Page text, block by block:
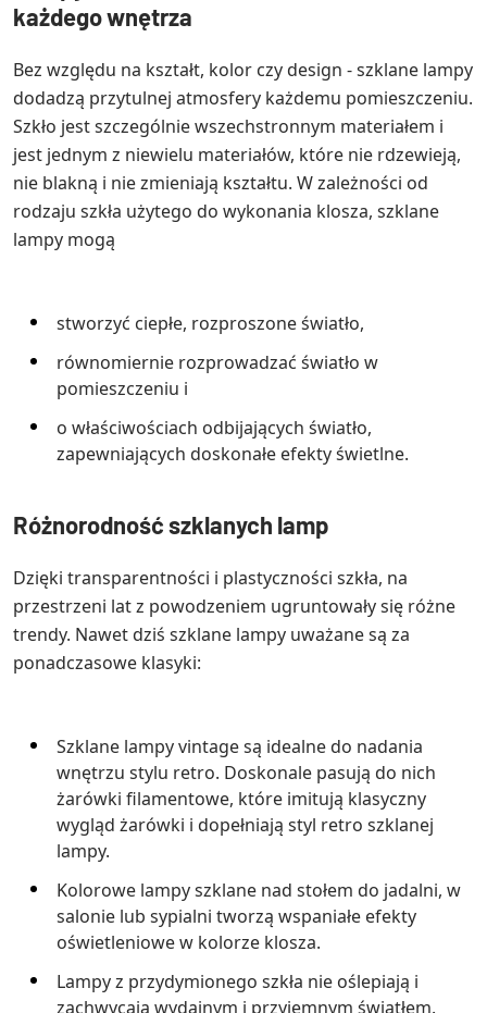
każdego wnętrza
Bez względu na kształt, kolor czy design - szklane lampy
dodadzą przytulnej atmosfery każdemu pomieszczeniu.
Szkło jest szczególnie wszechstronnym materiałem i
jest jednym z niewielu materiałów, które nie rdzewieją,
nie blakną i nie zmieniają kształtu. W zależności od
rodzaju szkła użytego do wykonania klosza, szklane
lampy mogą
stworzyć ciepłe, rozproszone światło,
równomiernie rozprowadzać światło w
pomieszczeniu i
o właściwościach odbijających światło,
zapewniających doskonałe efekty świetlne.
Różnorodność szklanych lamp
Dzięki transparentności i plastyczności szkła, na
przestrzeni lat z powodzeniem ugruntowały się różne
trendy. Nawet dziś szklane lampy uważane są za
ponadczasowe klasyki:
Szklane lampy vintage są idealne do nadania
wnętrzu stylu retro. Doskonale pasują do nich
żarówki filamentowe, które imitują klasyczny
wygląd żarówki i dopełniają styl retro szklanej
lampy.
Kolorowe lampy szklane nad stołem do jadalni, w
salonie lub sypialni tworzą wspaniałe efekty
oświetleniowe w kolorze klosza.
Lampy z przydymionego szkła nie oślepiają i
zachwycają wydajnym i przyjemnym światłem.